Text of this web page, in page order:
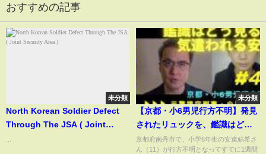
おすすめの記事
未分類
North Korean Soldier Defect
Through The JSA ( Joint
未分類
【京都・小6男児行方不明】発見
されたリュックを、鑑識はどう
見るのか
京都府南丹市で、小学6年生の安達結希さ
ん（11）が行方不明となってすでに1週間